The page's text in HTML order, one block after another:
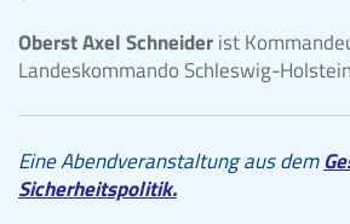
Oberst Axel Schneiderist
Landeskommando Schleswig-
Eine Abendveranstaltung aus dem
Sicherheitspolitik.